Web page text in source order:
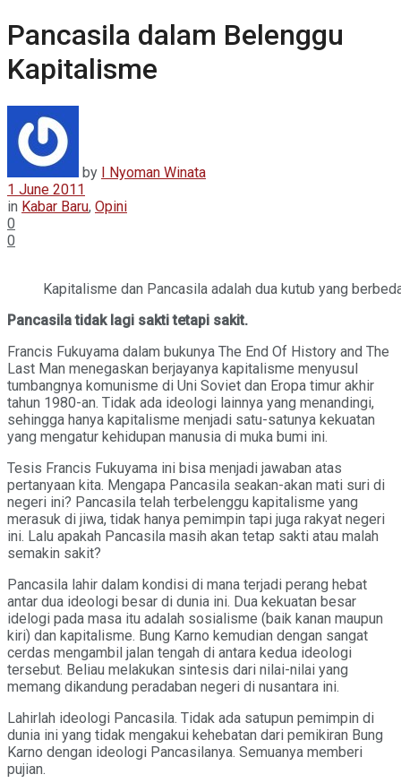
Pancasila dalam Belenggu
Kapitalisme
by I Nyoman Winata
1 June 2011
in Kabar Baru, Opini
0
0
Kapitalisme dan Pancasila adalah dua kutub yang
Pancasila tidak lagi sakti tetapi sakit.
Francis Fukuyama dalam bukunya The End Of History and The
Last Man menegaskan berjayanya kapitalisme menyusul
tumbangnya komunisme di Uni Soviet dan Eropa timur akhir
tahun 1980-an. Tidak ada ideologi lainnya yang menandingi,
sehingga hanya kapitalisme menjadi satu-satunya kekuatan
yang mengatur kehidupan manusia di muka bumi ini.
Tesis Francis Fukuyama ini bisa menjadi jawaban atas
pertanyaan kita. Mengapa Pancasila seakan-akan mati suri di
negeri ini? Pancasila telah terbelenggu kapitalisme yang
merasuk di jiwa, tidak hanya pemimpin tapi juga rakyat negeri
ini. Lalu apakah Pancasila masih akan tetap sakti atau malah
semakin sakit?
Pancasila lahir dalam kondisi di mana terjadi perang hebat
antar dua ideologi besar di dunia ini. Dua kekuatan besar
idelogi pada masa itu adalah sosialisme (baik kanan maupun
kiri) dan kapitalisme. Bung Karno kemudian dengan sangat
cerdas mengambil jalan tengah di antara kedua ideologi
tersebut. Beliau melakukan sintesis dari nilai-nilai yang
memang dikandung peradaban negeri di nusantara ini.
Lahirlah ideologi Pancasila. Tidak ada satupun pemimpin di
dunia ini yang tidak mengakui kehebatan dari pemikiran Bung
Karno dengan ideologi Pancasilanya. Semuanya memberi
pujian.